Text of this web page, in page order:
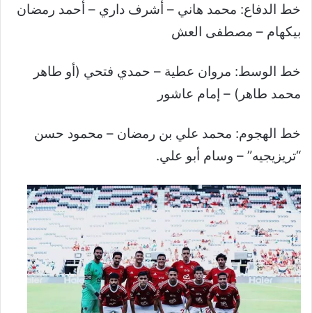
خط الدفاع: محمد هاني – أشرف داري – أحمد رمضان
بيكهام – مصطفى العش
خط الوسط: مروان عطية – حمدي فتحي (أو طاهر
محمد طاهر) – إمام عاشور
خط الهجوم: محمد علي بن رمضان – محمود حسن
“تريزيجيه” – وسام أبو علي.